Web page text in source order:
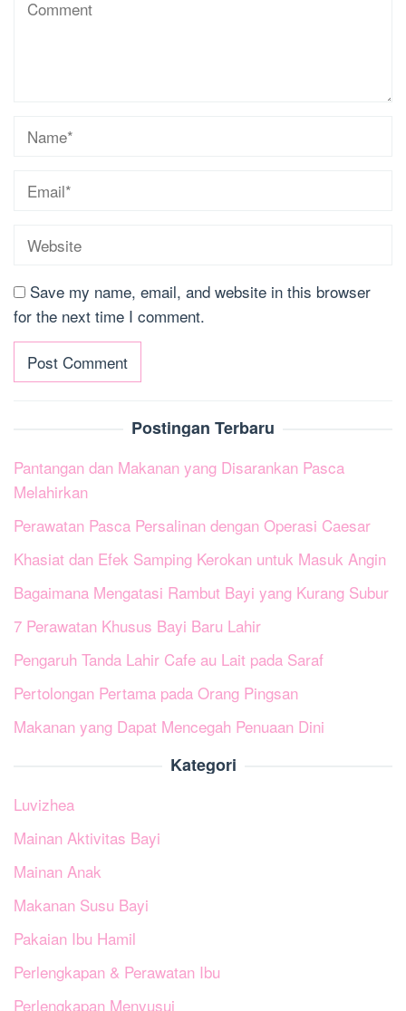
Save my name, email, and website in this browser
for the next time I comment.
Postingan Terbaru
Pantangan dan Makanan yang Disarankan Pasca
Melahirkan
Perawatan Pasca Persalinan dengan Operasi Caesar
Khasiat dan Efek Samping Kerokan untuk Masuk Angin
Bagaimana Mengatasi Rambut Bayi yang Kurang Subur
7 Perawatan Khusus Bayi Baru Lahir
Pengaruh Tanda Lahir Cafe au Lait pada Saraf
Pertolongan Pertama pada Orang Pingsan
Makanan yang Dapat Mencegah Penuaan Dini
Kategori
Luvizhea
Mainan Aktivitas Bayi
Mainan Anak
Makanan Susu Bayi
Pakaian Ibu Hamil
Perlengkapan & Perawatan Ibu
Perlengkapan Menyusui